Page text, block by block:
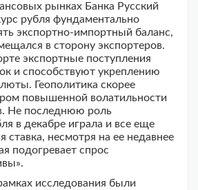
рынках Банка Русский
рубля фундаментально
экспортно-импортный баланс,
в сторону экспортеров.
экспортные поступления
и способствуют укреплению
Геополитика скорее
повышенной волатильности
Не последнюю роль
в декабре играла и все еще
ставка, несмотря на ее недавнее
подогревает спрос
исследования были